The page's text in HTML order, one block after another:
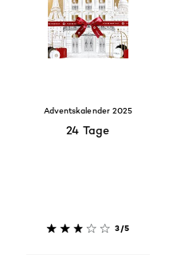
are available
Adventskalender 2025
24 Tage
3/5